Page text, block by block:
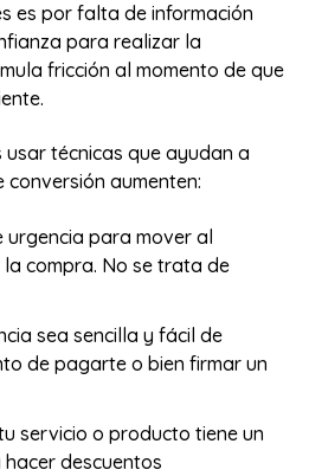
es por falta de información
para realizar la
fricción al momento de que
técnicas que ayudan a
aumenten:
urgencia para mover al
compra. No se trata de
sea sencilla y fácil de
de pagarte o bien firmar un
servicio o producto tiene un
descuentos